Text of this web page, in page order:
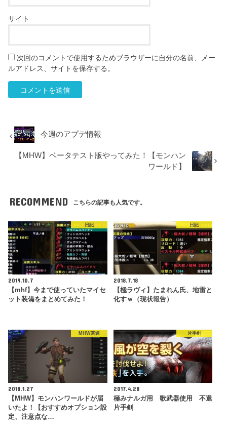
サイト
次回のコメントで使用するためブラウザーに自分の名前、メー
ルアドレス、サイトを保存する。
今週のアプデ情報
【MHW】ベータテスト版やってみた！【モンハン
ワールド】
RECOMMEND こちらの記事も人気です。
日記
2019.10.7
【mhf】今まで使っていたマイセ
ット装備をまとめてみた！
日記
2018.7.18
【極ラヴィ】たまれん氏、地雷と
化すｗ（現状報告）
MHW関連
2018.1.27
【MHW】モンハンワールドが届
いたよ！【おすすめオプション設
定、注意点な…
片手剣
2017.4.28
極みナルガ用 歌武器使用 不退
片手剣